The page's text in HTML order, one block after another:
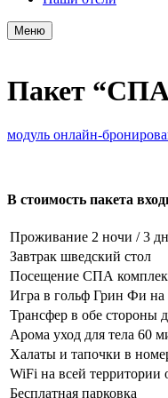
Меню
Пакет “СПА
модуль онлайн-
В стоимость пакета
Проживание 2 ночи / 3
Завтрак шведский стол
Посещение СПА
Игра в гольф Грин Фи на
Трансфер в обе стороны
Арома уход для тела 60
Халаты и тапочки в
WiFi на всей территории
Бесплатная парковка